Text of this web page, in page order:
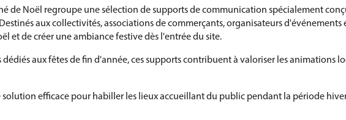
de Noël regroupe une sélection de supports de communication spécialement
aux collectivités, associations de commerçants, organisateurs
et de créer une ambiance festive dès l'entrée du site.
dédiés aux fêtes de fin d'année, ces supports contribuent à valoriser les animations
efficace pour habiller les lieux accueillant du public pendant la période